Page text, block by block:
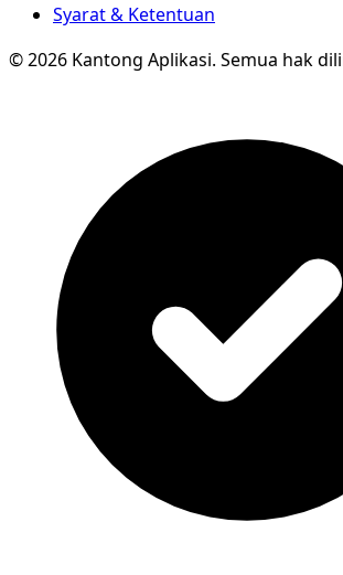
Syarat & Ketentuan
© 2026 Kantong Aplikasi. Semua hak